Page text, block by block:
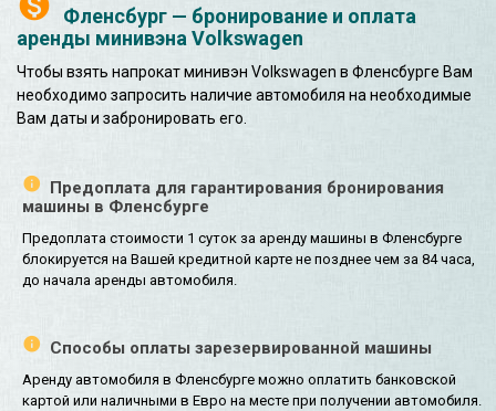
Фленсбург — бронирование и оплата
аренды минивэна Volkswagen
Чтобы взять напрокат минивэн Volkswagen в Фленсбурге Вам
необходимо запросить наличие автомобиля на необходимые
Вам даты и забронировать его.
Предоплата для гарантирования бронирования
машины в Фленсбурге
Предоплата стоимости 1 суток за аренду машины в Фленсбурге
блокируется на Вашей кредитной карте не позднее чем за 84 часа,
до начала аренды автомобиля.
Способы оплаты зарезервированной машины
Аренду автомобиля в Фленсбурге можно оплатить банковской
картой или наличными в Евро на месте при получении автомобиля.